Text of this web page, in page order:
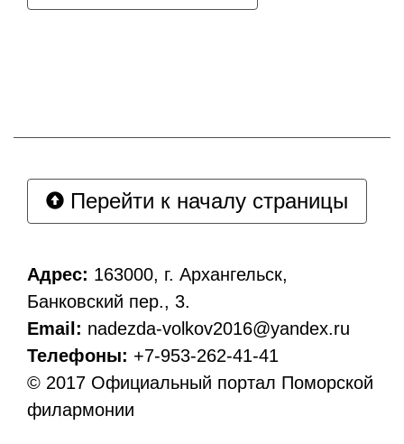
Перейти к началу страницы
Адрес: 163000, г. Архангельск,
Банковский пер., 3.
Email: nadezda-volkov2016@yandex.ru
Телефоны: +7-953-262-41-41
© 2017 Официальный портал Поморской
филармонии